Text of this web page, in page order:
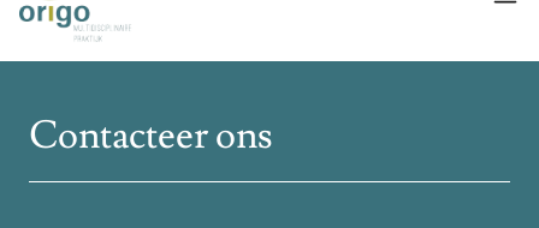
Contacteer ons